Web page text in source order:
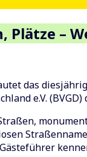
Plätze –
das
e.V.